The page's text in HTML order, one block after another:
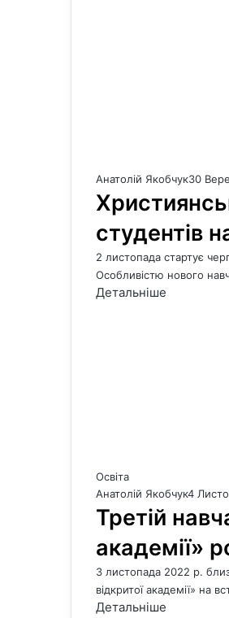
Анатолій Якобчук30
студентів
2 листопада стартує
Особливістю нового
Детальніше
Освіта
Анатолій Якобчук4
Третій
академії»
3 листопада 2022 р.
відкритої академії» на
Детальніше